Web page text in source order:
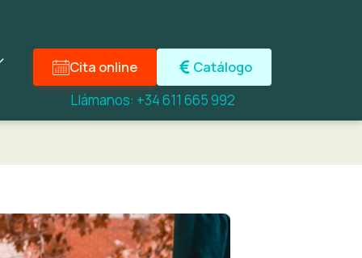
Cita online Catálogo
Llámanos: +34 611 665 992